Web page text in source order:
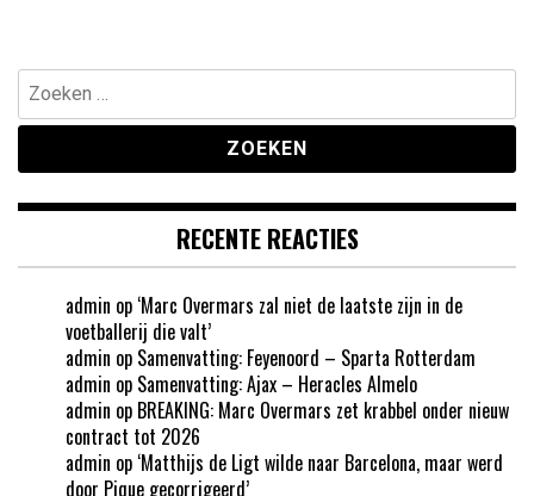
Zoeken
naar:
RECENTE REACTIES
admin op ‘Marc Overmars zal niet de laatste zijn in de
voetballerij die valt’
admin op Samenvatting: Feyenoord – Sparta Rotterdam
admin op Samenvatting: Ajax – Heracles Almelo
admin op BREAKING: Marc Overmars zet krabbel onder nieuw
contract tot 2026
admin op ‘Matthijs de Ligt wilde naar Barcelona, maar werd
door Pique gecorrigeerd’